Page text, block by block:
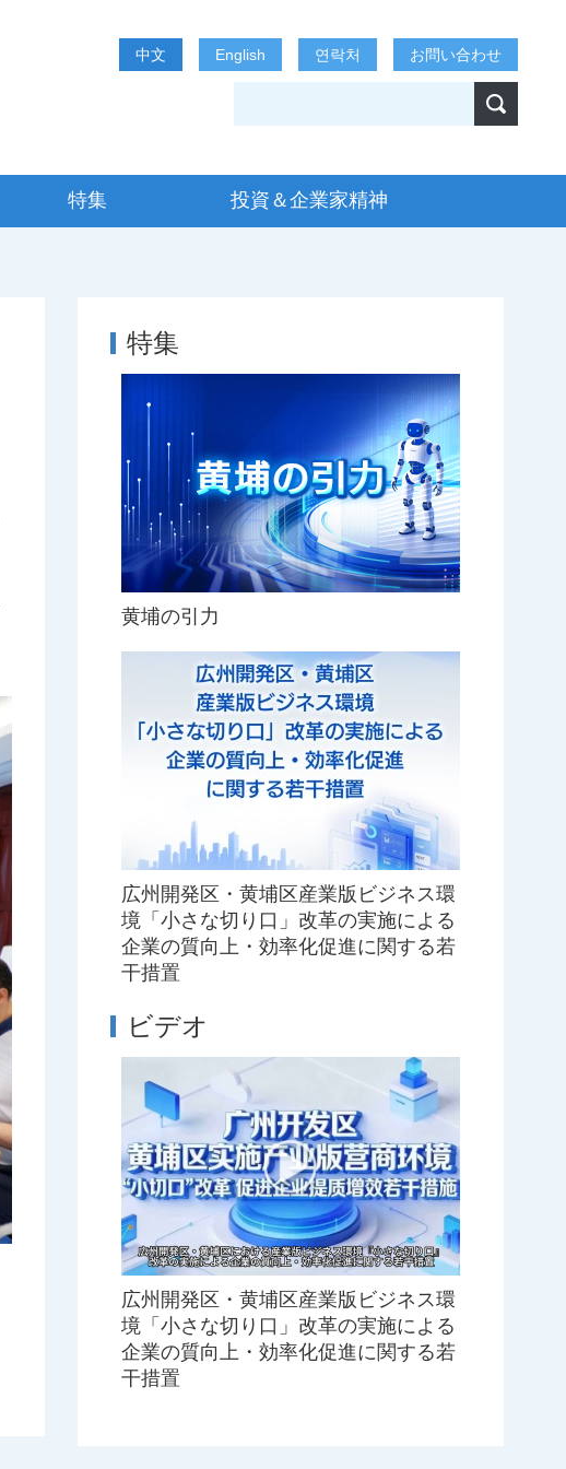
中文 English 연락처 お問い合わせ
特集 投資＆企業家精神
特集
黄埔の引力
広州開発区・黄埔区産業版ビジネス環
境「小さな切り口」改革の実施による
企業の質向上・効率化促進に関する若
干措置
ビデオ
広州開発区・黄埔区産業版ビジネス環
境「小さな切り口」改革の実施による
企業の質向上・効率化促進に関する若
干措置